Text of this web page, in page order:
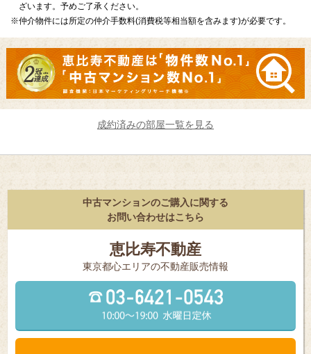
ざいます。予めご了承ください。
※仲介物件には所定の仲介手数料(消費税等相当額を含みます)が必要です。
成約済みの部屋一覧を見る
中古マンションのご購入に関する
お問い合わせはこちら
恵比寿不動産
東京都⼼エリアの不動産販売情報